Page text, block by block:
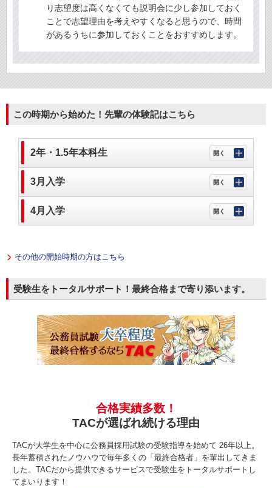
り志望度は高くなくても説明会に少し参加しておく
ことで志望理由を考えやすくなると思うので、時間
があるうちに参加しておくことをおすすめします。
この時期から始めた！先輩の体験記はこちら
2年・1.5年本科生
3月入学
4月入学
その他の開始時期の方はこちら
受験生をトータルサポート！最終合格まで寄り添います。
合格実績多数！
TACが選ばれ続ける理由
TACが大学生を中心に公務員採用試験の受験指導を始めて 26年以上。
長年蓄積されたノウハウで毎年多くの「最終合格者」を輩出してきま
した。TACだから提供できるサービスで受験生をトータルサポートし
てまいります！